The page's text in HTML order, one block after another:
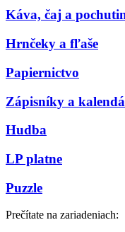
Káva, čaj a
Hrnčeky a fľaše
Papiernictvo
Zápisníky a
Hudba
LP platne
Puzzle
Prečítate na zariadeniach: